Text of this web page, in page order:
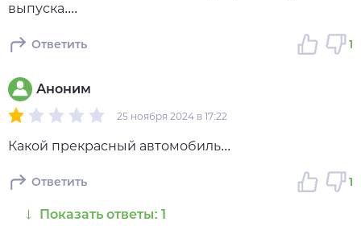
выпуска....
Ответить 1
Аноним
25 ноября 2024 в 17:22
Какой прекрасный автомобиль...
Ответить 1
Показать ответы: 1